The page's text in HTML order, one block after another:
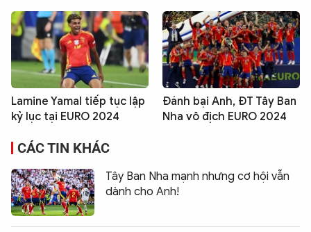
Lamine Yamal tiếp tục lập
kỷ lục tại EURO 2024
Đánh bại Anh, ĐT Tây Ban
Nha vô địch EURO 2024
CÁC TIN KHÁC
Tây Ban Nha mạnh nhưng cơ hội vẫn
dành cho Anh!